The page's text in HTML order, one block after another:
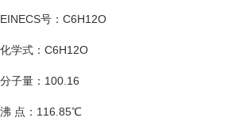
EINECS号： C6H12O
化学式： C6H12O
分子量： 100.16
沸 点： 116.85℃